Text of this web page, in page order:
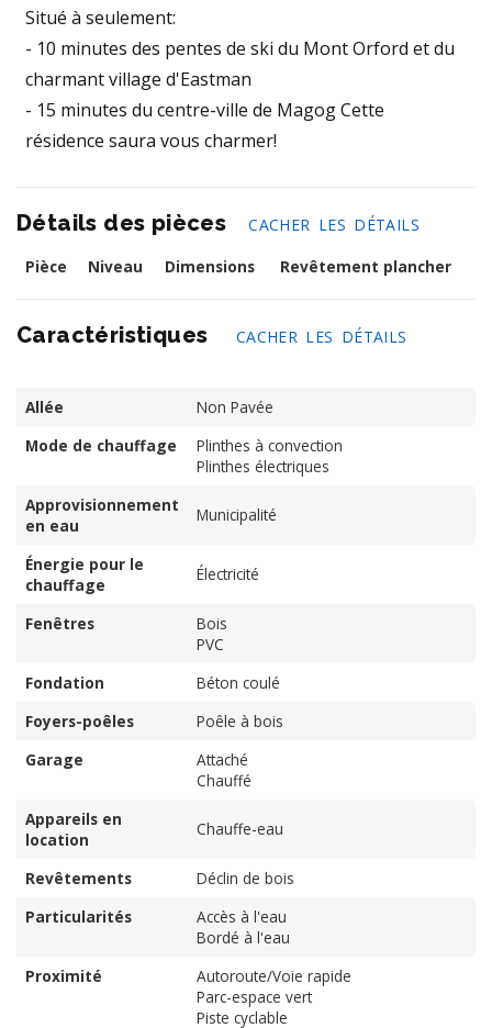
Situé à seulement:
- 10 minutes des pentes de ski du Mont Orford et du
charmant village d'Eastman
- 15 minutes du centre-ville de Magog Cette
résidence saura vous charmer!
Détails des pièces
CACHER LES DÉTAILS
Pièce
Niveau Dimensions Revêtement plancher
Caractéristiques CACHER LES DÉTAILS
Allée
Non Pavée
Mode de chauffage
Plinthes à convection
Plinthes électriques
Approvisionnement
en eau
Municipalité
Énergie pour le
chauffage
Électricité
Fenêtres
Bois
PVC
Fondation
Béton coulé
Foyers-poêles
Poêle à bois
Garage
Attaché
Chauffé
Appareils en
location
Chauffe-eau
Revêtements
Déclin de bois
Particularités
Accès à l'eau
Bordé à l'eau
Proximité
Autoroute/Voie rapide
Parc-espace vert
Piste cyclable